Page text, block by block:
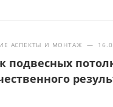
АСПЕКТЫ И МОНТАЖ —
подвесных